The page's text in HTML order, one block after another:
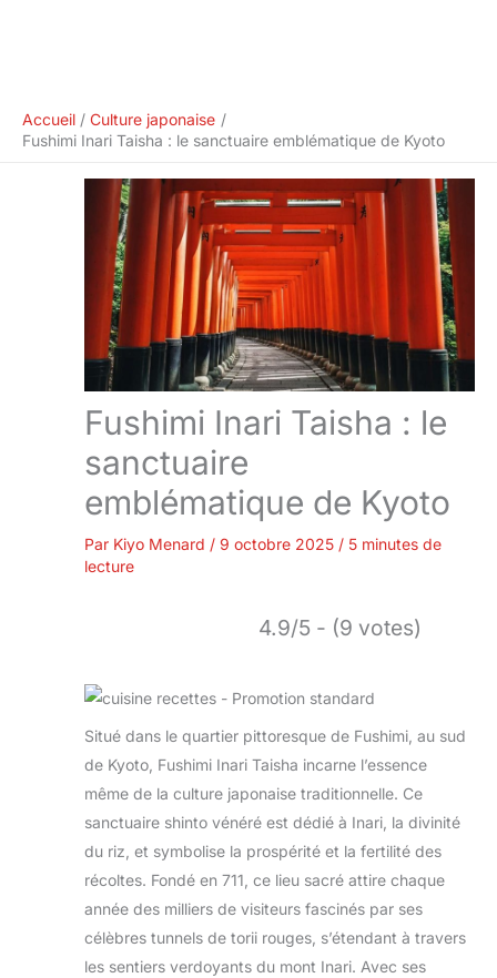
Accueil
Culture japonaise
Fushimi Inari Taisha : le sanctuaire emblématique de Kyoto
Fushimi Inari Taisha : le
sanctuaire
emblématique de Kyoto
Par Kiyo Menard / 9 octobre 2025 / 5 minutes de
lecture
4.9/5 - (9 votes)
Situé dans le quartier pittoresque de Fushimi, au sud
de Kyoto, Fushimi Inari Taisha incarne l’essence
même de la culture japonaise traditionnelle. Ce
sanctuaire shinto vénéré est dédié à Inari, la divinité
du riz, et symbolise la prospérité et la fertilité des
récoltes. Fondé en 711, ce lieu sacré attire chaque
année des milliers de visiteurs fascinés par ses
célèbres tunnels de torii rouges, s’étendant à travers
les sentiers verdoyants du mont Inari. Avec ses